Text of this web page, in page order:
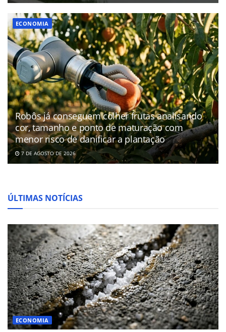
ECONOMIA
Robôs já conseguem colher frutas analisando
cor, tamanho e ponto de maturação com
menor risco de danificar a plantação
7 DE AGOSTO DE 2026
ÚLTIMAS NOTÍCIAS
ECONOMIA